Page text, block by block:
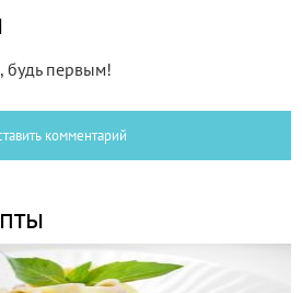
будь первым!
комментарий